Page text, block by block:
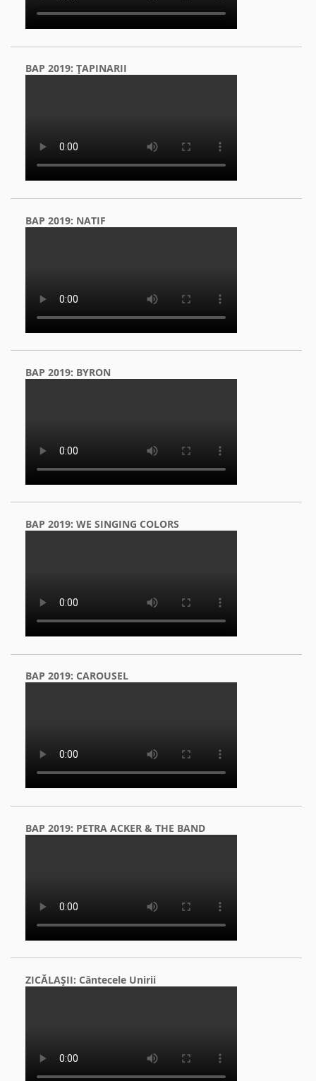
BAP 2019: ŢAPINARII
BAP 2019: NATIF
BAP 2019: BYRON
BAP 2019: WE SINGING COLORS
BAP 2019: CAROUSEL
BAP 2019: PETRA ACKER & THE BAND
ZICĂLAŞII: Cântecele Unirii